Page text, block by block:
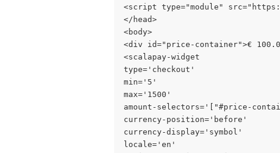
<script type="module"
</head>
<body>
<div id="price-container">€
<scalapay-widget
type='checkout'
min='5'
max='1500'
amount-selectors='["#price-
currency-position='before'
currency-display='symbol'
locale='en'